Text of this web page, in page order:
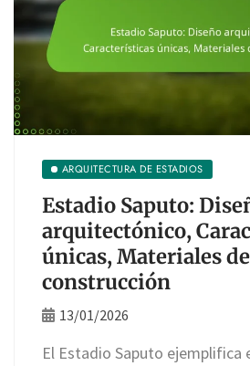
ARQUITECTURA DE ESTADIOS
Estadio Saputo:
arquitectónico,
únicas, Materiales de
construcción
13/01/2026
El Estadio Saputo ejemplifica